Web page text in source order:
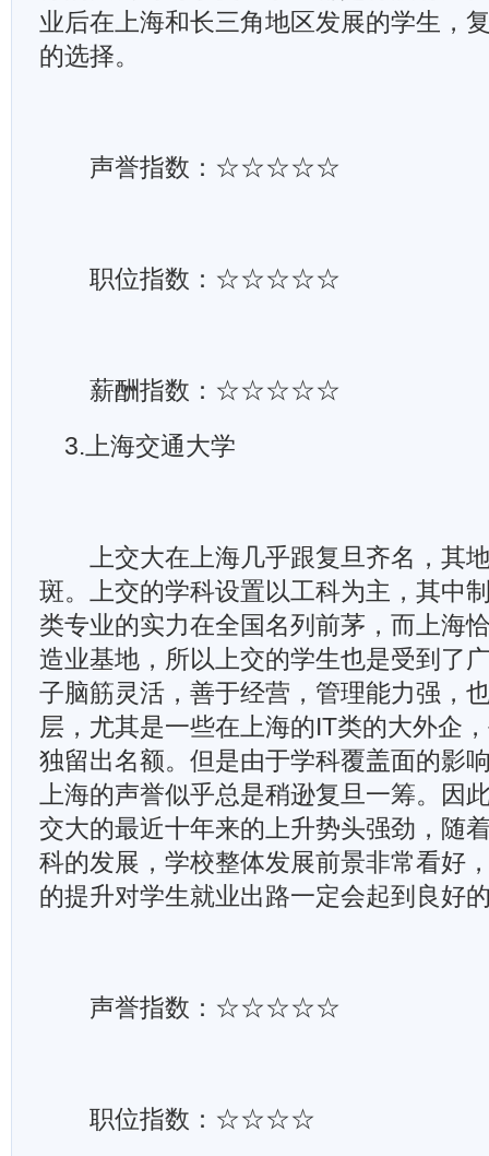
业后在上海和长三角地区发展的学生，
的选择。
声誉指数：☆☆☆☆☆
职位指数：☆☆☆☆☆
薪酬指数：☆☆☆☆☆
3.上海交通大学
上交大在上海几乎跟复旦齐名，其
斑。上交的学科设置以工科为主，其中
类专业的实力在全国名列前茅，而上海
造业基地，所以上交的学生也是受到了
子脑筋灵活，善于经营，管理能力强，
层，尤其是一些在上海的IT类的大外企
独留出名额。但是由于学科覆盖面的影
上海的声誉似乎总是稍逊复旦一筹。因
交大的最近十年来的上升势头强劲，随
科的发展，学校整体发展前景非常看好
的提升对学生就业出路一定会起到良好
声誉指数：☆☆☆☆☆
职位指数：☆☆☆☆